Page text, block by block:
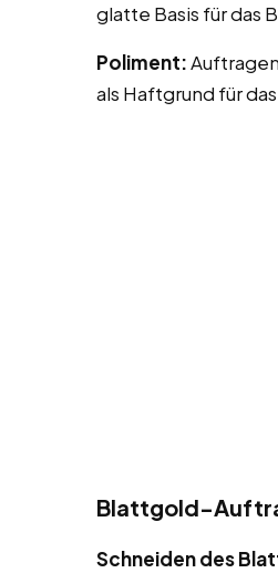
glatte Basis für das
Poliment:
als Haftgrund für
Blattgold-
Schneiden des